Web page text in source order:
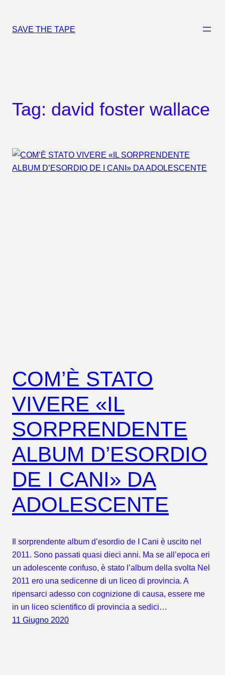
contenuto
SAVE THE TAPE
Tag: david foster wallace
COM’È STATO
VIVERE «IL
SORPRENDENTE
ALBUM D’ESORDIO
DE I CANI» DA
ADOLESCENTE
Il sorprendente album d’esordio de I Cani è uscito nel
2011. Sono passati quasi dieci anni. Ma se all’epoca eri
un adolescente confuso, è stato l’album della svolta Nel
2011 ero una sedicenne di un liceo di provincia. A
ripensarci adesso con cognizione di causa, essere me
in un liceo scientifico di provincia a sedici…
11 Giugno 2020